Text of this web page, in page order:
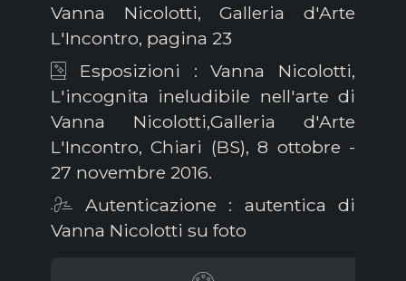
Vanna Nicolotti, Galleria d'Arte
L'Incontro, pagina 23
Esposizioni : Vanna Nicolotti,
L'incognita ineludibile nell'arte di
Vanna Nicolotti,Galleria d'Arte
L'Incontro, Chiari (BS), 8 ottobre -
27 novembre 2016.
Autenticazione : autentica di
Vanna Nicolotti su foto